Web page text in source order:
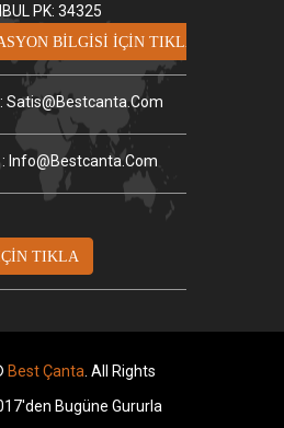
PK: 34325
BİLGİSİ İÇİN TIKLA
: Satis@bestcanta.com
: Info@bestcanta.com
TIKLA
Best Çanta . All Rights
Bugüne Gururla